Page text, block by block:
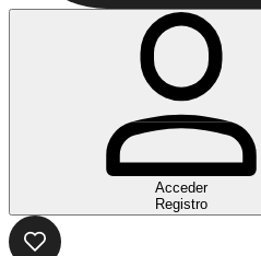
Acceder
Registro